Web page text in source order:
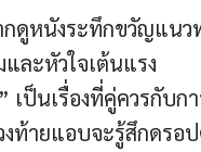
ดูหนังระทึกขวัญแนว
ละหัวใจเต้นแรง
เป็นเรื่องที่คู่ควรกับก
ท้ายแอบจะรู้สึกดรอ